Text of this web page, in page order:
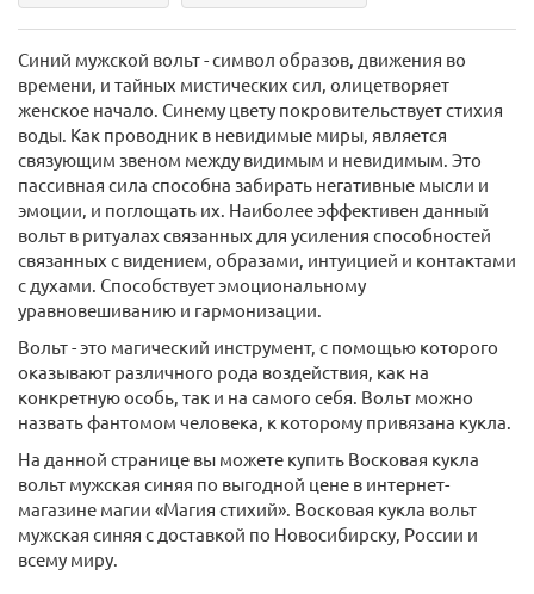
Синий мужской вольт - символ образов, движения во
времени, и тайных мистических сил, олицетворяет
женское начало. Синему цвету покровительствует стихия
воды. Как проводник в невидимые миры, является
связующим звеном между видимым и невидимым. Это
пассивная сила способна забирать негативные мысли и
эмоции, и поглощать их. Наиболее эффективен данный
вольт в ритуалах связанных для усиления способностей
связанных с видением, образами, интуицией и контактами
с духами. Способствует эмоциональному
уравновешиванию и гармонизации.
Вольт - это магический инструмент, с помощью которого
оказывают различного рода воздействия, как на
конкретную особь, так и на самого себя. Вольт можно
назвать фантомом человека, к которому привязана кукла.
На данной странице вы можете купить Восковая кукла
вольт мужская синяя по выгодной цене в интернет-
магазине магии «Магия стихий». Восковая кукла вольт
мужская синяя с доставкой по Новосибирску, России и
всему миру.